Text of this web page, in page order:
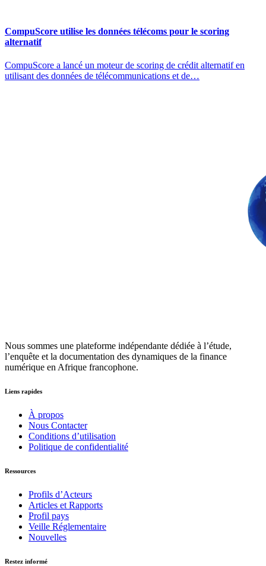
CompuScore utilise les données télécoms pour le scoring
alternatif
CompuScore a lancé un moteur de scoring de crédit alternatif en
utilisant des données de télécommunications et de…
Nous sommes une plateforme indépendante dédiée à l’étude,
l’enquête et la documentation des dynamiques de la finance
numérique en Afrique francophone.
Liens rapides
À propos
Nous Contacter
Conditions d’utilisation
Politique de confidentialité
Ressources
Profils d’Acteurs
Articles et Rapports
Profil pays
Veille Réglementaire
Nouvelles
Restez informé